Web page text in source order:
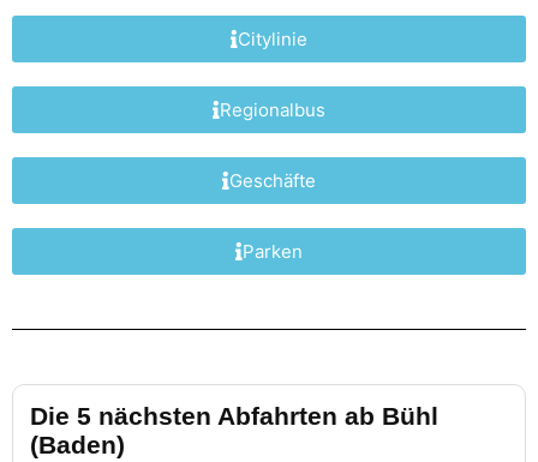
Citylinie
Regionalbus
Geschäfte
Parken